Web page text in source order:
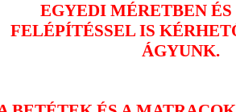
EGYEDI MÉRETBEN
FELÉPÍTÉSSEL IS
ÁGYUNK.